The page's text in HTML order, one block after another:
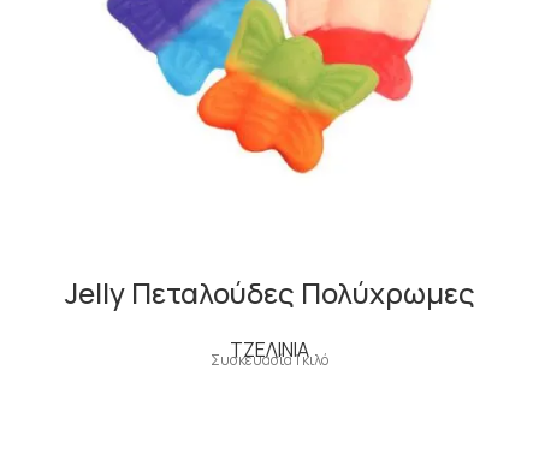
Jelly Πεταλούδες Πολύχρωμες
ΤΖΕΛΙΝΙΑ
Συσκευασία 1 κιλό